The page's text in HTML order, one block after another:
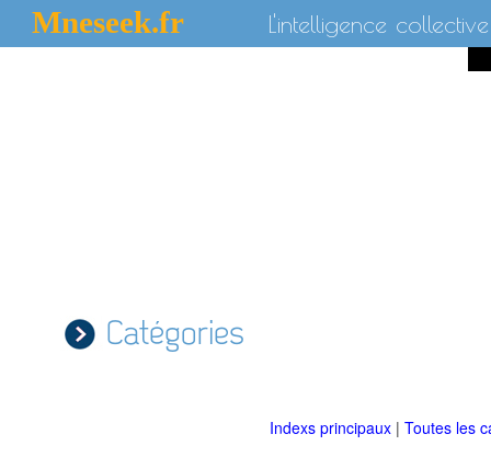
Mneseek.fr L'intelligence collective
Catégories
Indexs principaux | Toutes les